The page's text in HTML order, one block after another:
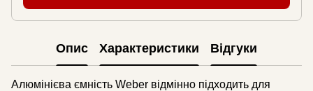
Опис Характеристики Відгуки
Алюмінієва ємність Weber відмінно підходить для